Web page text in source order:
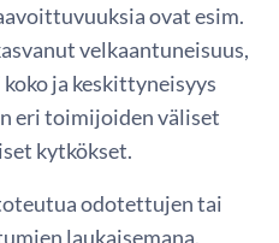
ovat esim.
velkaantuneisuus,
ja keskittyneisyys
eri toimijoiden väliset
kytkökset.
odotettujen tai
laukaisemana.